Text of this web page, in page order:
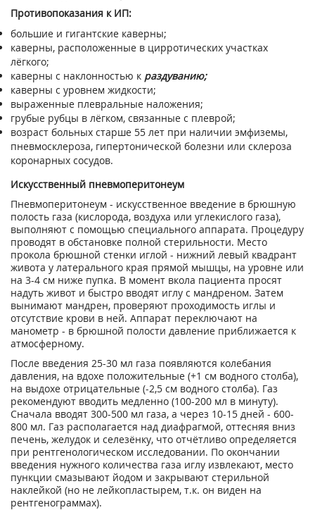
Противопоказания к ИП:
большие и гигантские каверны;
каверны, расположенные в цирротических участках
лёгкого;
каверны с наклонностью к раздуванию;
каверны с уровнем жидкости;
выраженные плевральные наложения;
грубые рубцы в лёгком, связанные с плеврой;
возраст больных старше 55 лет при наличии эмфиземы,
пневмосклероза, гипертонической болезни или склероза
коронарных сосудов.
Искусственный пневмоперитонеум
Пневмоперитонеум - искусственное введение в брюшную
полость газа (кислорода, воздуха или углекислого газа),
выполняют с помощью специального аппарата. Процедуру
проводят в обстановке полной стерильности. Место
прокола брюшной стенки иглой - нижний левый квадрант
живота у латерального края прямой мышцы, на уровне или
на 3-4 см ниже пупка. В момент вкола пациента просят
надуть живот и быстро вводят иглу с мандреном. Затем
вынимают мандрен, проверяют проходимость иглы и
отсутствие крови в ней. Аппарат переключают на
манометр - в брюшной полости давление приближается к
атмосферному.
После введения 25-30 мл газа появляются колебания
давления, на вдохе положительные (+1 см водного столба),
на выдохе отрицательные (-2,5 см водного столба). Газ
рекомендуют вводить медленно (100-200 мл в минуту).
Сначала вводят 300-500 мл газа, а через 10-15 дней - 600-
800 мл. Газ располагается над диафрагмой, оттесняя вниз
печень, желудок и селезёнку, что отчётливо определяется
при рентгенологическом исследовании. По окончании
введения нужного количества газа иглу извлекают, место
пункции смазывают йодом и закрывают стерильной
наклейкой (но не лейкопластырем, т.к. он виден на
рентгенограммах).